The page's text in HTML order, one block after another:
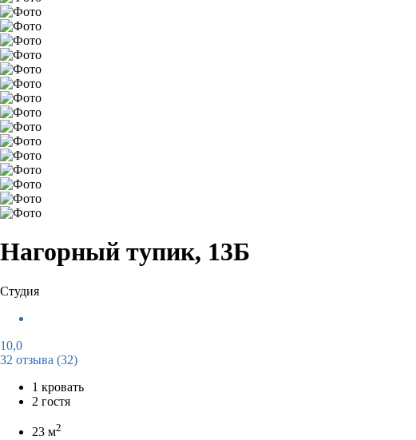
Нагорный тупик, 13Б
Студия
10,0
32 отзыва (32)
1 кровать
2 гостя
23 м2